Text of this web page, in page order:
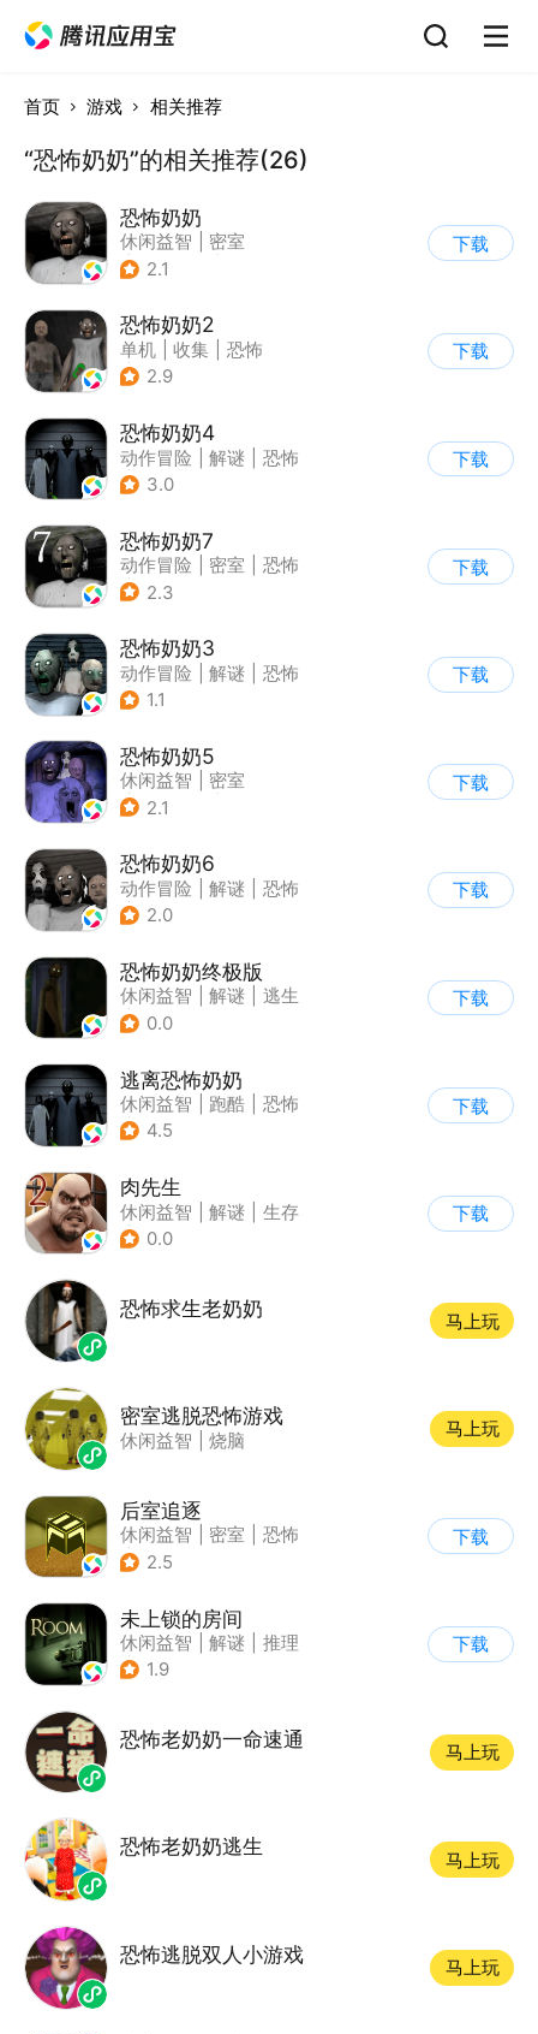
首页 游戏 相关推荐
“恐怖奶奶”的相关推荐(26)
恐怖奶奶
休闲益智
密室
| 恐怖奶奶
2.1
下载
恐怖奶奶2
单机 收集
恐怖
| 恐怖奶奶
2.9
下载
恐怖奶奶4
动作冒险 解谜
恐怖
| 恐怖奶奶
3.0
下载
恐怖奶奶7
动作冒险 密室
恐怖
| 恐怖奶奶
2.3
下载
恐怖奶奶3
动作冒险 解谜
恐怖
| 恐怖奶奶
1.1
下载
恐怖奶奶5
休闲益智
密室
| 恐怖奶奶
2.1
下载
恐怖奶奶6
动作冒险 解谜
恐怖
| 恐怖奶奶
2.0
下载
恐怖奶奶终极版
休闲益智 解谜
逃生
| 恐怖奶奶
0.0
下载
逃离恐怖奶奶
休闲益智 跑酷
恐怖
| 卡通
4.5
下载
肉先生
休闲益智 解谜
生存
| 卡通
0.0
下载
恐怖求生老奶奶
马上玩
密室逃脱恐怖游戏
休闲益智 烧脑
马上玩
后室追逐
休闲益智 密室
恐怖
| 卡通
2.5
下载
未上锁的房间
休闲益智 解谜
推理
| 端游移植
1.9
下载
恐怖老奶奶一命速通
马上玩
恐怖老奶奶逃生
马上玩
恐怖逃脱双人小游戏
马上玩